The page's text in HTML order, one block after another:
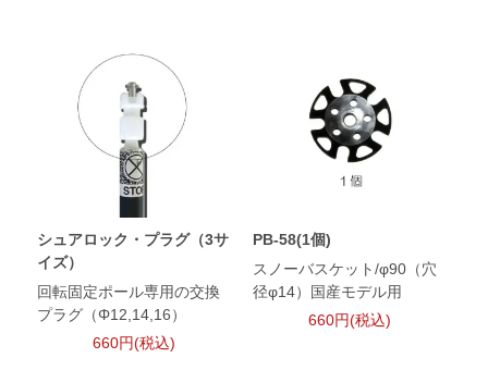
シュアロック・プラグ（3サ
イズ）
回転固定ポール専用の交換
プラグ（Φ12,14,16）
660円(税込)
PB-58(1個)
スノーバスケット/φ90（穴
径φ14）国産モデル用
660円(税込)